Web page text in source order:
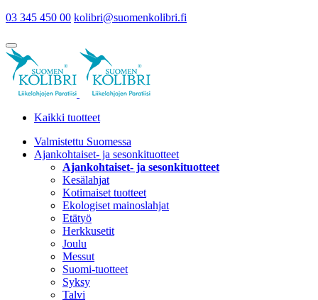
03 345 450 00 kolibri@suomenkolibri.fi
Kaikki tuotteet
Valmistettu Suomessa
Ajankohtaiset- ja sesonkituotteet
Ajankohtaiset- ja sesonkituotteet
Kesälahjat
Kotimaiset tuotteet
Ekologiset mainoslahjat
Etätyö
Herkkusetit
Joulu
Messut
Suomi-tuotteet
Syksy
Talvi